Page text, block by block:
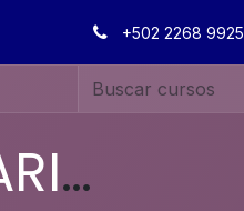
+502 2268 9925
MANUALES DE USUARIO EN ESPAÑOL ODOO 19